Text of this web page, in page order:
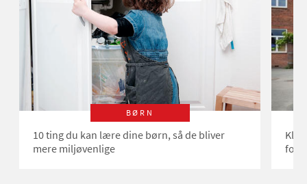
BØRN
10 ting du kan lære dine børn, så de bliver
mere miljøvenlige